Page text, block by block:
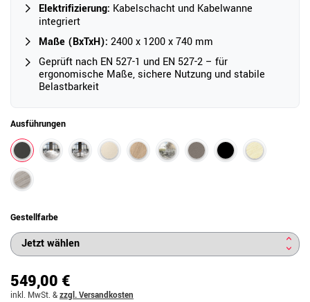
Elektrifizierung: Kabelschacht und Kabelwanne
integriert
Maße (BxTxH): 2400 x 1200 x 740 mm
Geprüft nach EN 527-1 und EN 527-2 – für
ergonomische Maße, sichere Nutzung und stabile
Belastbarkeit
Ausführungen
Gestellfarbe
549,00 €
inkl. MwSt. &zzgl. Versandkosten